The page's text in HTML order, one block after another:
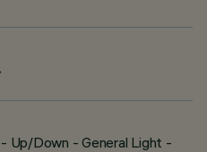
Up/Down - General Light -